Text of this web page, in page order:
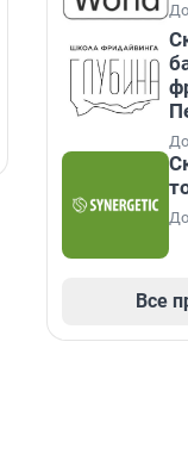
Победителем
«Лучшая
в номинации «За
развития
«Город Звёзд».
6 августа, 16:07
До
До
Все